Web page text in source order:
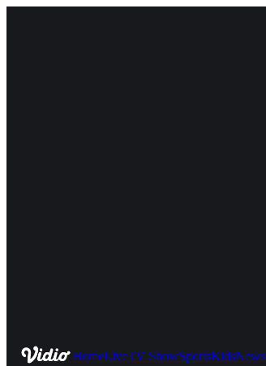
HomeLiveTV ShowSportsKidsNews